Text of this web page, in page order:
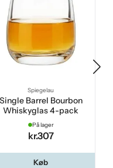
Spiegelau
Single Barrel Bourbon
Whiskyglas 4-pack
På lager
kr.307
Køb